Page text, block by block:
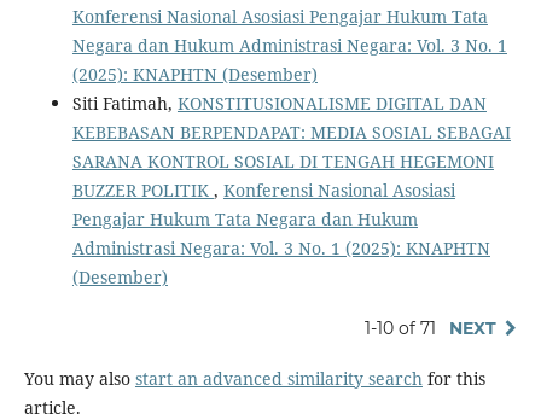
Konferensi Nasional Asosiasi Pengajar Hukum Tata
Negara dan Hukum Administrasi Negara: Vol. 3 No. 1
(2025): KNAPHTN (Desember)
Siti Fatimah, KONSTITUSIONALISME DIGITAL DAN
KEBEBASAN BERPENDAPAT: MEDIA SOSIAL SEBAGAI
SARANA KONTROL SOSIAL DI TENGAH HEGEMONI
BUZZER POLITIK , Konferensi Nasional Asosiasi
Pengajar Hukum Tata Negara dan Hukum
Administrasi Negara: Vol. 3 No. 1 (2025): KNAPHTN
(Desember)
1-10 of 71 NEXT
You may also start an advanced similarity searchfor this
article.